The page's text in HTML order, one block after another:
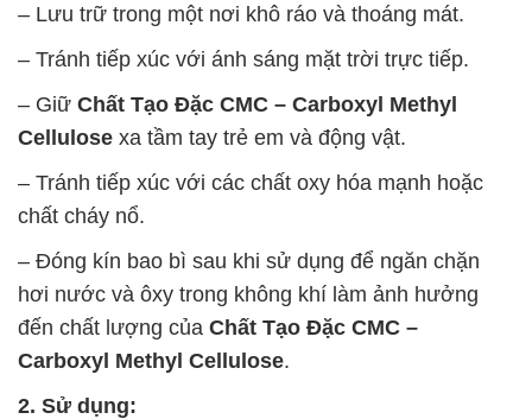
– Lưu trữ trong một nơi khô ráo và thoáng mát.
– Tránh tiếp xúc với ánh sáng mặt trời trực tiếp.
– Giữ Chất Tạo Đặc CMC – Carboxyl Methyl
Cellulose xa tầm tay trẻ em và động vật.
– Tránh tiếp xúc với các chất oxy hóa mạnh hoặc
chất cháy nổ.
– Đóng kín bao bì sau khi sử dụng để ngăn chặn
hơi nước và ôxy trong không khí làm ảnh hưởng
đến chất lượng của Chất Tạo Đặc CMC –
Carboxyl Methyl Cellulose.
2. Sử dụng: